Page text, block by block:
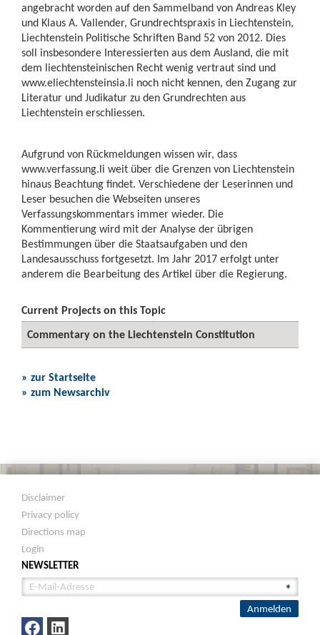
angebracht worden auf den Sammelband von Andreas Kley
und Klaus A. Vallender, Grundrechtspraxis in Liechtenstein,
Liechtenstein Politische Schriften Band 52 von 2012. Dies
soll insbesondere Interessierten aus dem Ausland, die mit
dem liechtensteinischen Recht wenig vertraut sind und
www.eliechtensteinsia.li noch nicht kennen, den Zugang zur
Literatur und Judikatur zu den Grundrechten aus
Liechtenstein erschliessen.
Aufgrund von Rückmeldungen wissen wir, dass
www.verfassung.li weit über die Grenzen von Liechtenstein
hinaus Beachtung findet. Verschiedene der Leserinnen und
Leser besuchen die Webseiten unseres
Verfassungskommentars immer wieder. Die
Kommentierung wird mit der Analyse der übrigen
Bestimmungen über die Staatsaufgaben und den
Landesausschuss fortgesetzt. Im Jahr 2017 erfolgt unter
anderem die Bearbeitung des Artikel über die Regierung.
Current Projects on this Topic
Commentary on the Liechtenstein Constitution
» zur Startseite
» zum Newsarchiv
Disclaimer
Privacy policy
Directions map
Login
NEWSLETTER